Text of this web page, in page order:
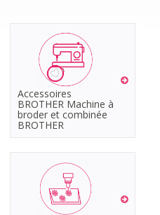
Accessoires
BROTHER Machine à
broder et combinée
BROTHER